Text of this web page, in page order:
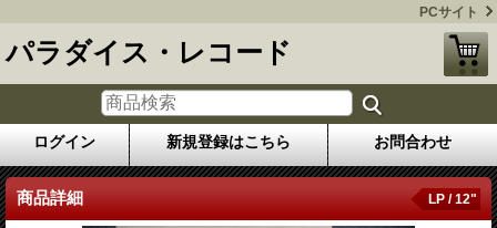
PCサイト
パラダイス・レコード
ログイン 新規登録はこちら お問合わせ
商品詳細 LP / 12"